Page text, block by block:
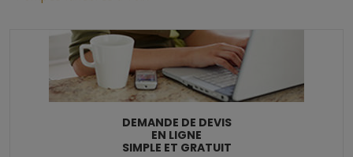
DEMANDE DE DEVIS
EN LIGNE
SIMPLE ET GRATUIT